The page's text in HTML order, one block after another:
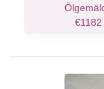
€1182